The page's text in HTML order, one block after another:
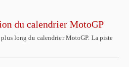
du calendrier MotoGP
long du calendrier MotoGP. La piste